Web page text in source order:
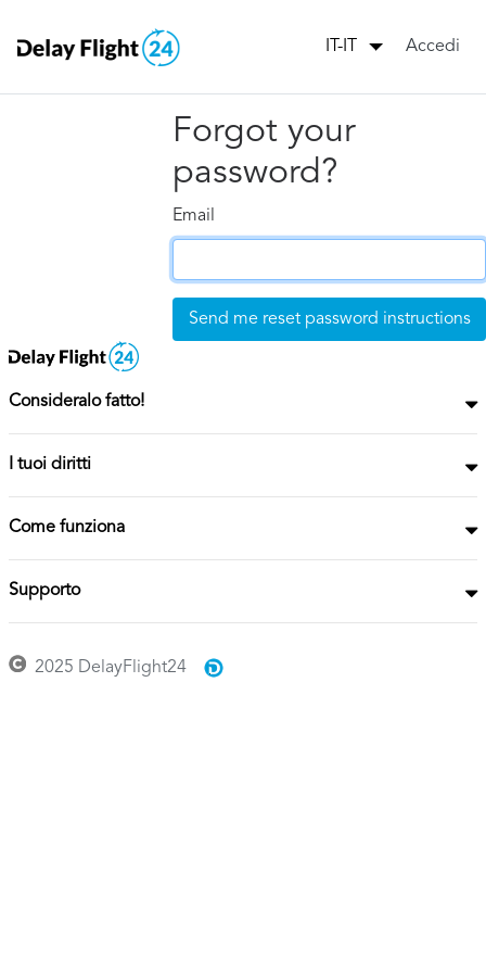
IT-IT Accedi
Forgot your
password?
Email
Consideralo fatto!
I tuoi diritti
Come funziona
Supporto
2025 DelayFlight24